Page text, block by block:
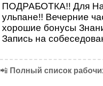
ПОДРАБОТКА!! Для
ульпане!! Вечерние
хорошие бонусы
Запись на
📲 Полный список